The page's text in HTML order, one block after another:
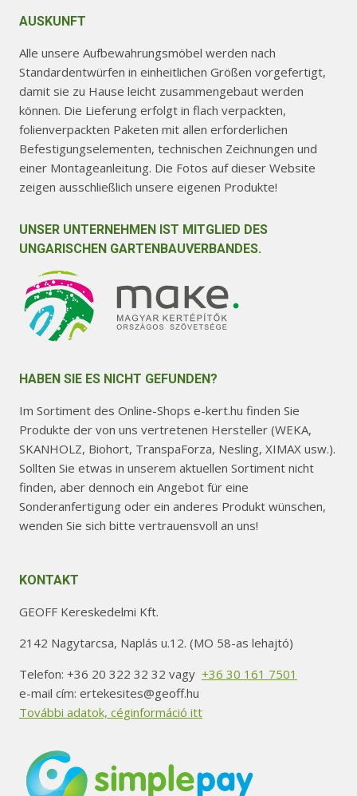
AUSKUNFT
Alle unsere Aufbewahrungsmöbel werden nach
Standardentwürfen in einheitlichen Größen vorgefertigt,
damit sie zu Hause leicht zusammengebaut werden
können. Die Lieferung erfolgt in flach verpackten,
folienverpackten Paketen mit allen erforderlichen
Befestigungselementen, technischen Zeichnungen und
einer Montageanleitung. Die Fotos auf dieser Website
zeigen ausschließlich unsere eigenen Produkte!
UNSER UNTERNEHMEN IST MITGLIED DES
UNGARISCHEN GARTENBAUVERBANDES.
HABEN SIE ES NICHT GEFUNDEN?
Im Sortiment des Online-Shops e-kert.hu finden Sie
Produkte der von uns vertretenen Hersteller (WEKA,
SKANHOLZ, Biohort, TranspaForza, Nesling, XIMAX usw.).
Sollten Sie etwas in unserem aktuellen Sortiment nicht
finden, aber dennoch ein Angebot für eine
Sonderanfertigung oder ein anderes Produkt wünschen,
wenden Sie sich bitte vertrauensvoll an uns!
KONTAKT
GEOFF Kereskedelmi Kft.
2142 Nagytarcsa, Naplás u.12. (MO 58-as lehajtó)
Telefon: +36 20 322 32 32 vagy +36 30 161 7501
e-mail cím: ertekesites@geoff.hu
További adatok, céginformáció itt